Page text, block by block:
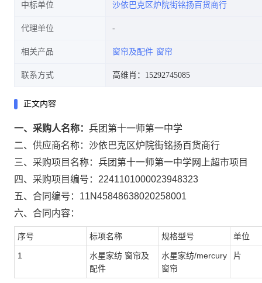
中标单位 沙依巴克区炉院街铭扬百货商行
代理单位
相关产品 窗帘及配件 窗帘
联系方式 高维肖：15292745085
正文内容
一、采购人名称： 兵团第十一师第一中学
二、供应商名称： 沙依巴克区炉院街铭扬百货商行
三、采购项目名称： 兵团第十一师第一中学网上超市项目
四、采购项目编号： 2241101000023948323
五、合同编号： 11N45848638020258001
六、合同内容：
序号 标项名称 规格型号 单位
1
水星家纺 窗帘及
配件
水星家纺/mercury
窗帘
片